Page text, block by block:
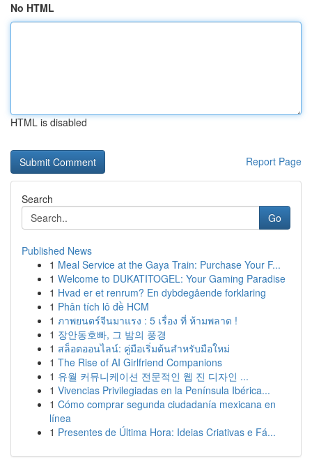
No HTML
HTML is disabled
Report Page
Search
Go
Published News
1 Meal Service at the Gaya Train: Purchase Your F...
1 Welcome to DUKATITOGEL: Your Gaming Paradise
1 Hvad er et renrum? En dybdegående forklaring
1 Phân tích lô đề HCM
1 ภาพยนตร์จีนมาแรง : 5 เรื่อง ที่ ห้ามพลาด !
1 장안동호빠, 그 밤의 풍경
1 สล็อตออนไลน์: คู่มือเริ่มต้นสำหรับมือใหม่
1 The Rise of AI Girlfriend Companions
1 유월 커뮤니케이션 전문적인 웹 진 디자인 ...
1 Vivencias Privilegiadas en la Península Ibérica...
1 Cómo comprar segunda ciudadanía mexicana en
línea
1 Presentes de Última Hora: Ideias Criativas e Fá...